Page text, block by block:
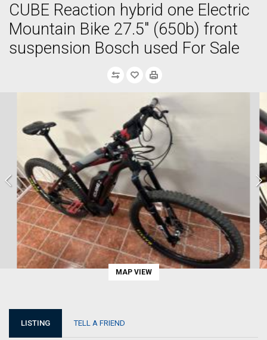
CUBE Reaction hybrid one Electric
Mountain Bike 27.5" (650b) front
suspension Bosch used For Sale
MAP VIEW
LISTING TELL A FRIEND